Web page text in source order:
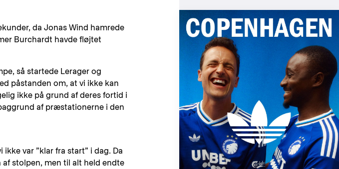
da Jonas Wind hamrede
Burchardt havde fløjtet
så startede Lerager og
påstanden om, at vi ikke kan
ikke på grund af deres fortid i
af præstationerne i den
var ”klar fra start” i dag. Da
stolpen, men til alt held endte